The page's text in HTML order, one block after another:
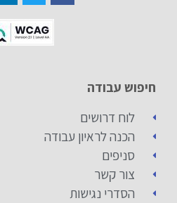
חיפוש עבודה
לוח דרושים
הכנה לראיון עבודה
סניפים
צור קשר
הסדרי נגישות